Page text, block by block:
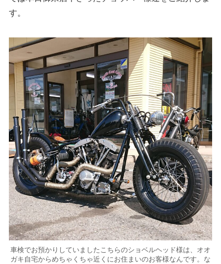
す。
車検でお預かりしていましたこちらのショベルヘッド様は、オオ
ガキ自宅からめちゃくちゃ近くにお住まいのお客様なんです。な